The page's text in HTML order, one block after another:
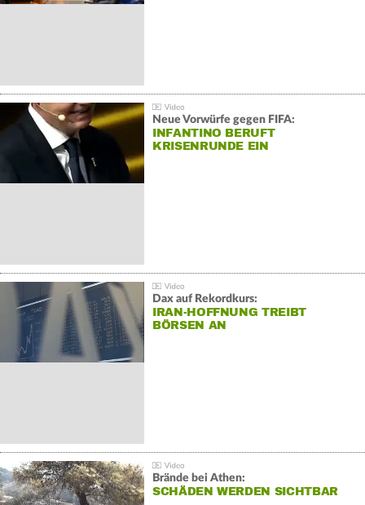
Neue Vorwürfe gegen FIFA:
INFANTINO BERUFT
KRISENRUNDE EIN
Dax auf Rekordkurs:
IRAN-HOFFNUNG TREIBT
BÖRSEN AN
Brände bei Athen:
SCHÄDEN WERDEN SICHTBAR